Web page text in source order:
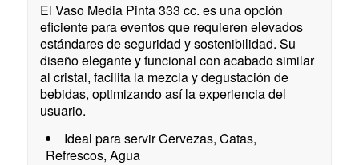
El Vaso Media Pinta 333 cc. es una opción
eficiente para eventos que requieren elevados
estándares de seguridad y sostenibilidad. Su
diseño elegante y funcional con acabado similar
al cristal, facilita la mezcla y degustación de
bebidas, optimizando así la experiencia del
usuario.
Ideal para servir Cervezas, Catas,
Refrescos, Agua